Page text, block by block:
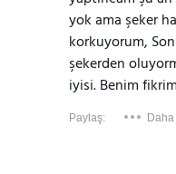
yok ama şeker
korkuyorum,
şekerden
iyisi. Benim
Paylaş: